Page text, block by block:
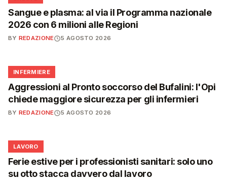
Sangue e plasma: al via il Programma nazionale
2026 con 6 milioni alle Regioni
BY REDAZIONE 5 AGOSTO 2026
🩺
INFERMIERE
Aggressioni al Pronto soccorso del Bufalini: l'Opi
chiede maggiore sicurezza per gli infermieri
BY REDAZIONE 5 AGOSTO 2026
💼
LAVORO
Ferie estive per i professionisti sanitari: solo uno
su otto stacca davvero dal lavoro